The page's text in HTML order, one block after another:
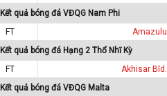
Kết quả bóng đá VĐQG Nam Phi
FT
Amazulu
Kết quả bóng đá Hạng 2 Thổ Nhĩ Kỳ
FT
Akhisar Bld.
Kết quả bóng đá VĐQG Malta